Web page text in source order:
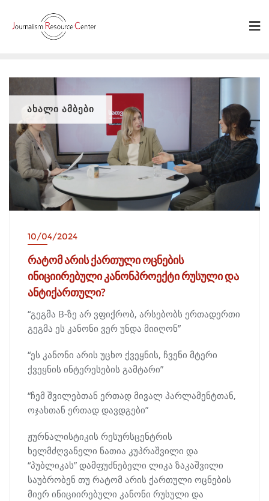
ᲐᲮᲐᲚᲘ ᲐᲛᲑᲔᲑᲘ
10/04/2024
რატომ არის ქართული ოცნების
ინიციირებული კანონპროექტი რუსული და
ანტიქართული?
“გეგმა B-ზე არ ვფიქრობ, არსებობს ერთადერთი
გეგმა ეს კანონი ვერ უნდა მიიღონ”
“ეს კანონი არის უცხო ქვეყნის, ჩვენი მტერი
ქვეყნის ინტერესების გამტარი”
“ჩემ შვილებთან ერთად მივალ პარლამენტთან,
ოჯახთან ერთად დავდგები”
ჟურნალისტიკის რესურსცენტრის
ხელმძღვანელი ნათია კუპრაშვილი და
“პუბლიკას” დამფუძნებელი ლიკა ზაკაშვილი
საუბრობენ თუ რატომ არის ქართული ოცნების
მიერ ინიციირებული კანონი რუსული და